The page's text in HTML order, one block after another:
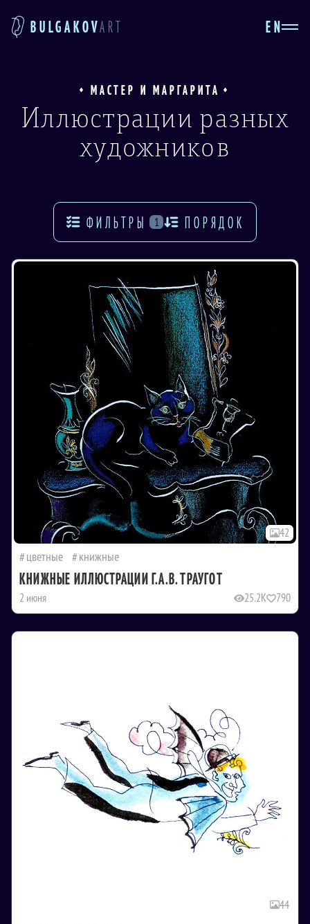
BULGAKOVART EN
МАСТЕР И МАРГАРИТА
Иллюстрации разных
художников
ФИЛЬТРЫ 1 ПОРЯДОК
42
цветные книжные
КНИЖНЫЕ ИЛЛЮСТРАЦИИ Г.А.В. ТРАУГОТ
2 июня 25.2K 790
44